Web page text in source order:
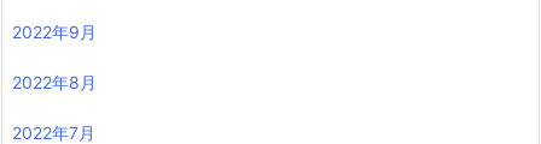
2022年9月
2022年8月
2022年7月